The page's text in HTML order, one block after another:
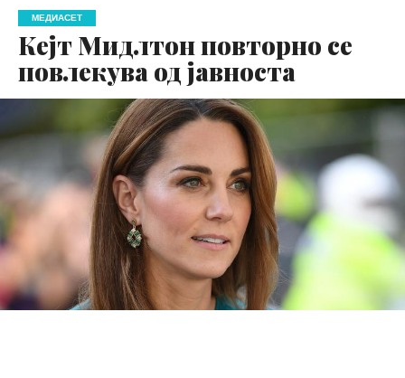
МЕДИАСЕТ
Кејт Мидлтон повторно се
повлекува од јавноста